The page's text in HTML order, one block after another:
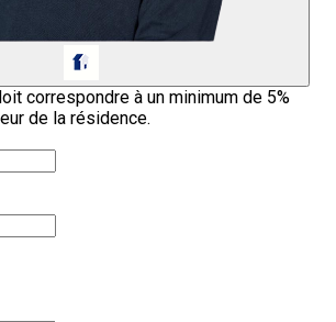
correspondre à un minimum de 5%
de la résidence.